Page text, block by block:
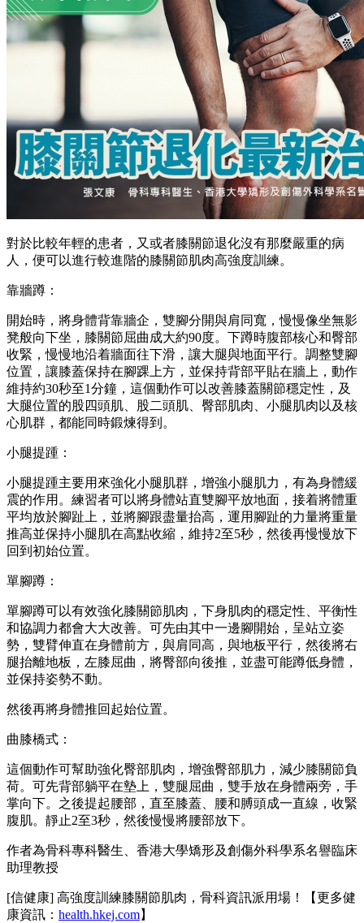
對於比較年輕的患者，又或者膝關節退化沒有那麼嚴重的病
人，便可以進行較進階的膝關節肌肉高強度訓練。
靠牆蹲：
開始時，將身體背靠牆企，雙腳分開與肩同寬，慢慢像坐無影
凳般向下坐，膝關節屈曲成大約90度。下蹲時腹部核心和臀部
收緊，慢慢地沿着牆面往下滑，讓大腿與地面平行。調整雙腳
位置，讓膝蓋保持在腳踝上方，並保持背部平貼在牆上，動作
維持約30秒至1分鐘，這個動作可以改善膝蓋關節穩定性，及
大腿位置的股四頭肌、股二頭肌、臀部肌肉、小腿肌肉以及核
心肌群，都能同時鍛煉得到。
小腿提踵：
小腿提踵主要用來強化小腿肌群，增強小腿肌力，有為身體緩
震的作用。練習者可以將身體站直雙腳平放地面，接着將體重
平均放於腳趾上，並將腳跟盡量抬高，運用腳趾的力量將重量
推高並保持小腿肌在高點收縮，維持2至5秒，然後再慢慢放下
回到初始位置。
單腳蹲：
單腳蹲可以有效強化膝關節肌肉，下身肌肉的穩定性、平衡性
和協調力都會大大改善。可先由其中一邊腳開始，呈站立姿
勢，雙臂伸直在身體前方，與肩同高，與地板平行，然後將右
腿抬離地板，左膝屈曲，將臀部向後推，並盡可能蹲低身體，
並保持姿勢不動。
然後再將身體推回起始位置。
曲膝橋式：
這個動作可幫助強化臀部肌肉，增強臀部肌力，減少膝關節負
荷。可先背部躺平在墊上，雙腿屈曲，雙手放在身體兩旁，手
掌向下。之後提起腰部，直至膝蓋、腰和膊頭成一直線，收緊
腹肌。靜止2至3秒，然後慢慢將腰部放下。
作者為骨科專科醫生、香港大學矯形及創傷外科學系名譽臨床
助理教授
[信健康] 高強度訓練膝關節肌肉，骨科資訊派用場！【更多健
康資訊： health.hkej.com】